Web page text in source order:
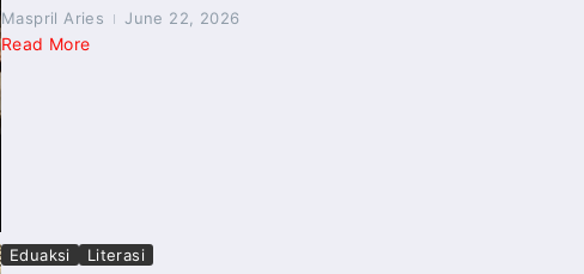
Maspril Aries June 22, 2026
Read More
Eduaksi Literasi